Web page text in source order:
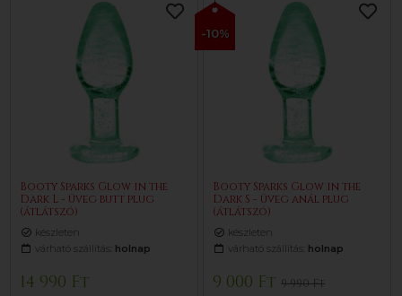
Booty Sparks Glow in the
Dark L - üveg butt plug
(átlátszó)
készleten
várható szállítás: holnap
14 990 Ft
-10%
Booty Sparks Glow in the
Dark S - üveg anál plug
(átlátszó)
készleten
várható szállítás: holnap
9 000 Ft9 990 Ft